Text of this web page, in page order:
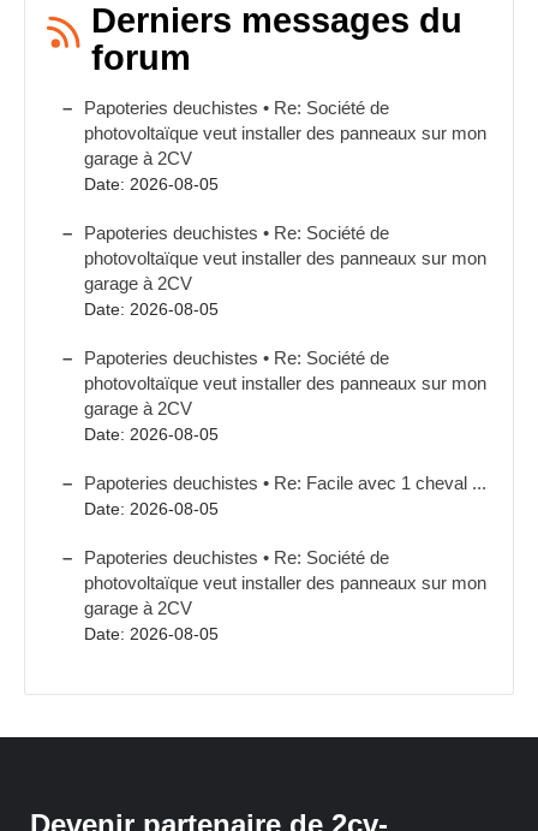
Derniers messages du
forum
Papoteries deuchistes • Re: Société de
photovoltaïque veut installer des panneaux sur mon
garage à 2CV
Date: 2026-08-05
Papoteries deuchistes • Re: Société de
photovoltaïque veut installer des panneaux sur mon
garage à 2CV
Date: 2026-08-05
Papoteries deuchistes • Re: Société de
photovoltaïque veut installer des panneaux sur mon
garage à 2CV
Date: 2026-08-05
Papoteries deuchistes • Re: Facile avec 1 cheval ...
Date: 2026-08-05
Papoteries deuchistes • Re: Société de
photovoltaïque veut installer des panneaux sur mon
garage à 2CV
Date: 2026-08-05
Devenir partenaire de 2cv-